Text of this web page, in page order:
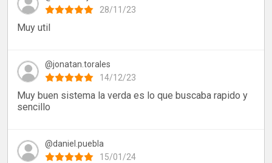
28/11/23
Muy util
@jonatan.torales
14/12/23
Muy buen sistema la verda es lo que buscaba rapido y
sencillo
@daniel.puebla
15/01/24